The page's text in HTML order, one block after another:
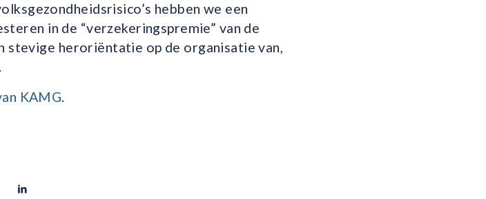
hebben we een
in de “verzekeringspremie” van de
stevige heroriëntatie op de organisatie van,
KAMG.